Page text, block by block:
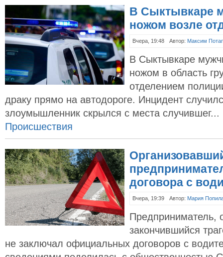
В Сыктывкаре
ножом возле
Вчера, 19:48 Автор: Максим
В Сыктывкаре
ножом в область
отделением
драку прямо на автодороге. Инцидент
злоумышленник скрылся с места случившег...
Происшествия
договора с
Вчера, 19:39 Автор: Мария
Предприниматель,
закончившийся
не заключал официальных договоров с